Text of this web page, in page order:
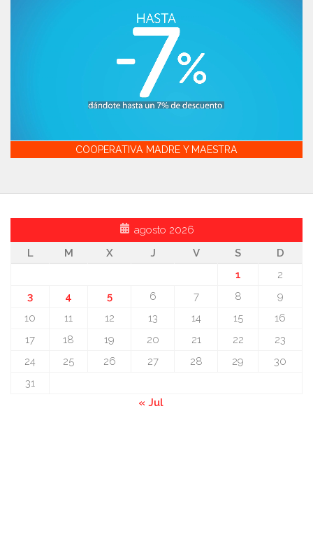
COOPERATIVA MADRE Y MAESTRA
agosto 2026
L
M X J V S
D
1
2
3
4 5 6 7 8
9
10
11 12 13 14 15
16
17
18 19 20 21 22
23
24
25 26 27 28 29
30
31
« Jul